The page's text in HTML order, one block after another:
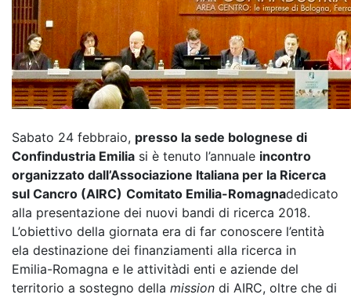
Sabato 24 febbraio, presso la sede bolognese di
Confindustria Emilia si è tenuto l’annuale incontro
organizzato dall’Associazione Italiana per la Ricerca
sul Cancro (AIRC) Comitato Emilia-Romagnadedicato
alla presentazione dei nuovi bandi di ricerca 2018.
L’obiettivo della giornata era di far conoscere l’entità
ela destinazione dei finanziamenti alla ricerca in
Emilia-Romagna e le attivitàdi enti e aziende del
territorio a sostegno della mission di AIRC, oltre che di